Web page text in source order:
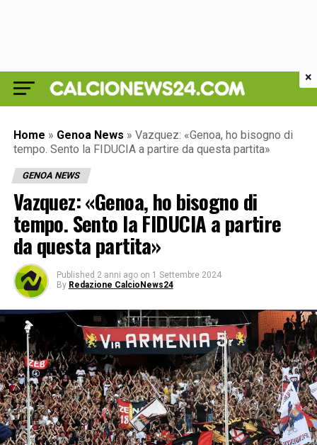
Home » Genoa News » Vazquez: «Genoa, ho bisogno di
tempo. Sento la FIDUCIA a partire da questa partita»
GENOA NEWS
Vazquez: «Genoa, ho bisogno di
tempo. Sento la FIDUCIA a partire
da questa partita»
Published 2 anni ago on 1 Settembre 2024
By Redazione CalcioNews24
×